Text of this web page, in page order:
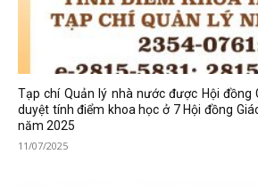
Tạp chí Quản lý nhà nước được Hội đồng
duyệt tính điểm khoa học ở 7 Hội đồng
năm 2025
11/07/2025